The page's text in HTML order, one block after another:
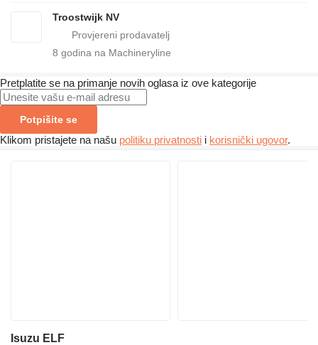
Troostwijk NV
8 godina na Machineryline
Pretplatite se na primanje novih oglasa iz ove kategorije
Potpišite se
Klikom pristajete na našu politiku privatnosti i korisnički ugovor.
Isuzu ELF